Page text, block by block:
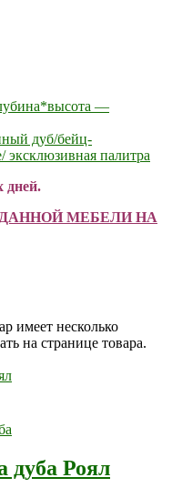
—
дуб/бейц-
эксклюзивная палитра
дней.
МЕБЕЛИ НА
имеет несколько
на странице товара.
дуба Роял